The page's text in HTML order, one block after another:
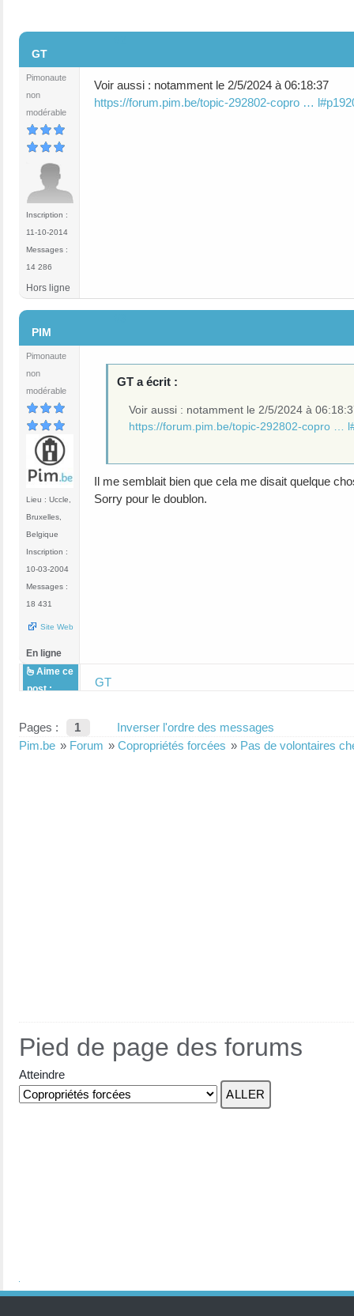
GT
Pimonaute
non
modérable
Inscription :
11-10-2014
Messages :
14 286
Voir aussi : notamment le 2/5/2024 à 06:18:37
https://forum.pim.be/topic-292802-copro …
Hors ligne
PIM
Pimonaute
non
modérable
Lieu : Uccle,
Bruxelles,
Belgique
Inscription :
10-03-2004
Messages :
18 431
Site Web
GT a écrit :
Voir aussi : notamment le 2/5/2024 à
https://forum.pim.be/topic-292802-copro …
Il me semblait bien que cela me disait quelque
Sorry pour le doublon.
En ligne
Aime ce
post :
GT
Pages : 1
Inverser l'ordre des messages
Pim.be » Forum » Copropriétés forcées » Pas de volontaires
Pied de page des forums
Atteindre